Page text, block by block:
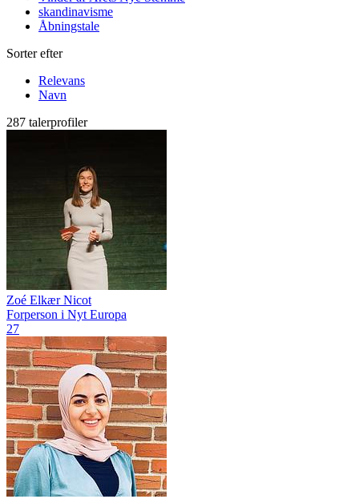
skandinavisme
Åbningstale
Sorter efter
Relevans
Navn
287 talerprofiler
Zoé Elkær Nicot
Forperson i Nyt Europa
27